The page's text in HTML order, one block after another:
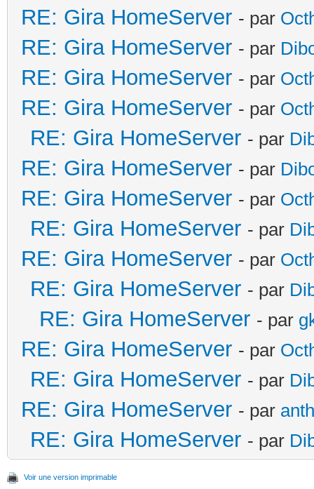
RE: Gira HomeServer - par
RE: Gira HomeServer - par
RE: Gira HomeServer - par
RE: Gira HomeServer - par
RE: Gira HomeServer - par
RE: Gira HomeServer - par
RE: Gira HomeServer - par
RE: Gira HomeServer - par
RE: Gira HomeServer - par
RE: Gira HomeServer - par
RE: Gira HomeServer - par
RE: Gira HomeServer - par
RE: Gira HomeServer - par
RE: Gira HomeServer - par
RE: Gira HomeServer - par
Voir une version imprimable